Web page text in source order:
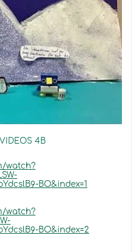
4B
watch?
BO&index=1
watch?
BO&index=2